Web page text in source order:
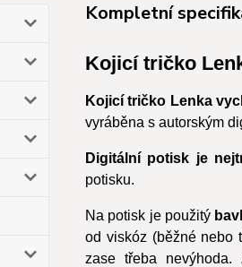
Kompletní
Kojicí tričko
Kojicí tričko Lenka
vyráběna s autorským
Digitální potisk je
potisku.
Na potisk je použitý
od viskóz (běžné nebo
zase třeba